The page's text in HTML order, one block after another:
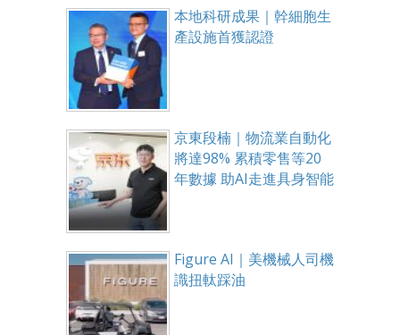
本地科研成果｜幹細胞生
產設施首獲認證
京東段楠｜物流業自動化
將達98% 累積零售等20
年數據 助AI走進具身智能
Figure AI｜美機械人司機
識扭軚踩油